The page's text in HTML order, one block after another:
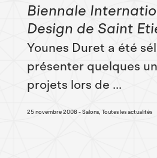
Biennale
Design de Saint
Younes Duret a été
présenter quelques
projets lors de ...
25 novembre 2008 Salons, Toutes les actualités